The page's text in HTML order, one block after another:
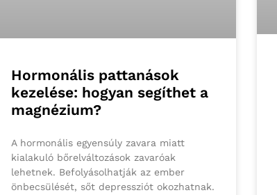
Hormonális pattanások
kezelése: hogyan segíthet a
magnézium?
A hormonális egyensúly zavara miatt
kialakuló bőrelváltozások zavaróak
lehetnek. Befolyásolhatják az ember
önbecsülését, sőt depressziót okozhatnak.